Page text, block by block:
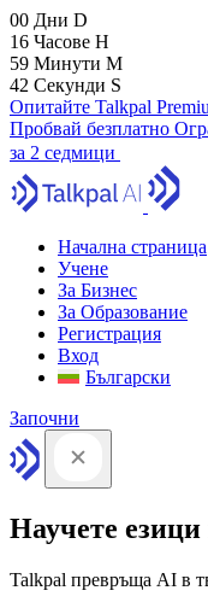
00 Дни D
16 Часове H
59 Минути M
41 Секунди S
Опитайте Talkpal
Пробвай безплатно
за 2 седмици
Начална страница
Учене
За Бизнес
За Образование
Регистрация
Вход
Български
Започни
Научете
Talkpal превръща AI в